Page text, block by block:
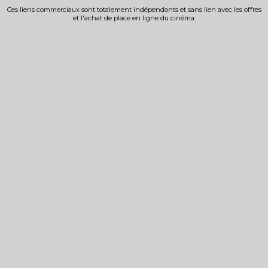
Ces liens commerciaux sont totalement indépendants et sans lien avec les offres
et l'achat de place en ligne du cinéma.